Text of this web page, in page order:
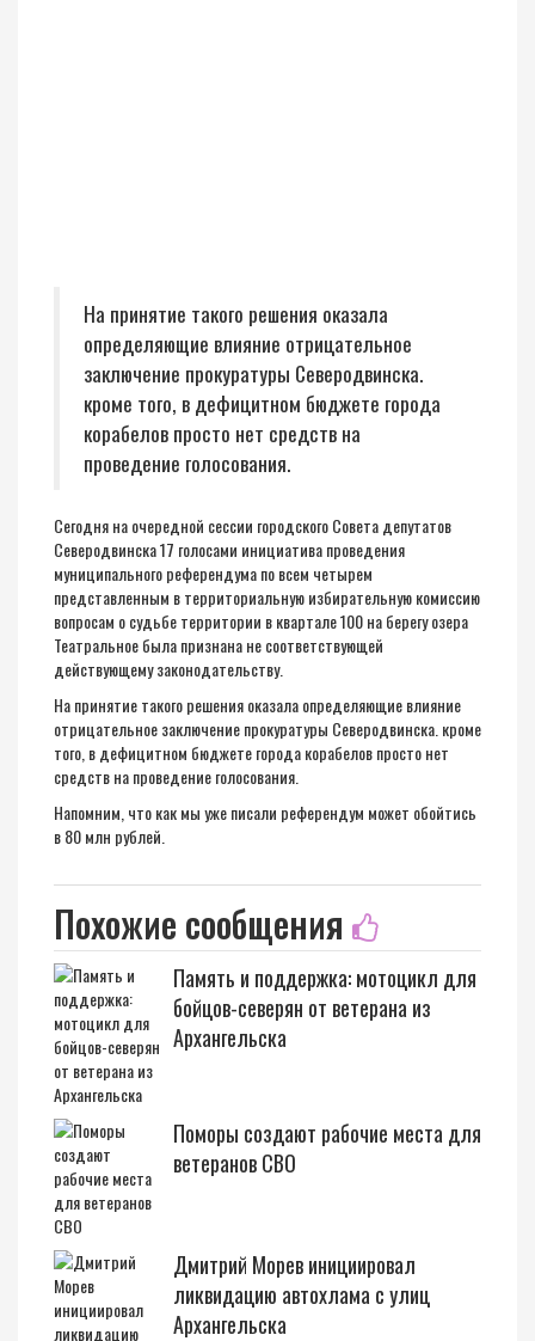
На принятие такого решения оказала
определяющие влияние отрицательное
заключение прокуратуры Северодвинска.
кроме того, в дефицитном бюджете города
корабелов просто нет средств на
проведение голосования.
Сегодня на очередной сессии городского Совета депутатов
Северодвинска 17 голосами инициатива проведения
муниципального референдума по всем четырем
представленным в территориальную избирательную комиссию
вопросам о судьбе территории в квартале 100 на берегу озера
Театральное была признана не соответствующей
действующему законодательству.
На принятие такого решения оказала определяющие влияние
отрицательное заключение прокуратуры Северодвинска. кроме
того, в дефицитном бюджете города корабелов просто нет
средств на проведение голосования.
Напомним, что как мы уже писали референдум может обойтись
в 80 млн рублей.
Похожие сообщения
Память и поддержка: мотоцикл для
бойцов-северян от ветерана из
Архангельска
Поморы создают рабочие места для
ветеранов СВО
Дмитрий Морев инициировал
ликвидацию автохлама с улиц
Архангельска